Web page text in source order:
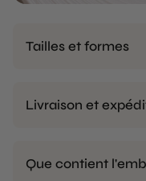
Tailles et formes
Livraison et
Que contient